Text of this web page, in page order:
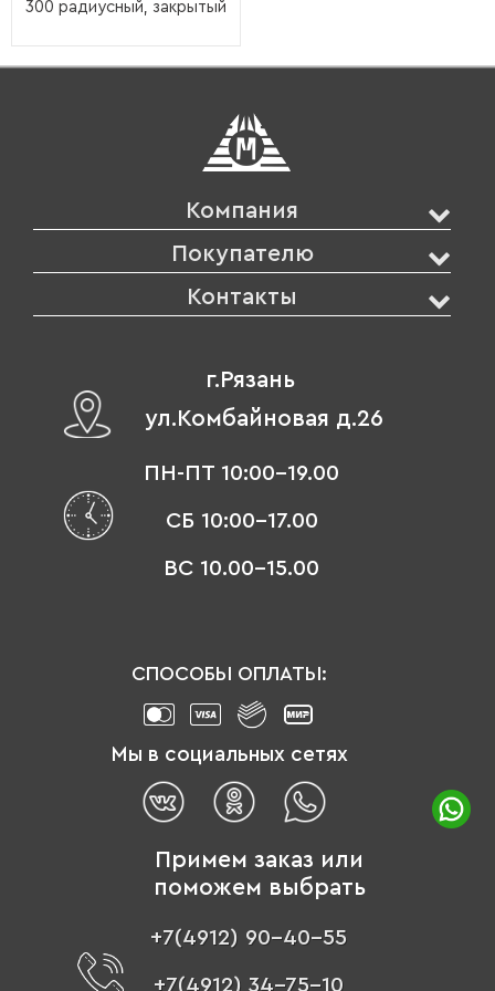
300 радиусный, закрытый
Компания
Покупателю
Контакты
г.Рязань
ул.Комбайновая д.26
ПН-ПТ 10:00-19.00
СБ 10:00-17.00
ВС 10.00-15.00
СПОСОБЫ ОПЛАТЫ:
Мы в социальных сетях
Примем заказ или
поможем выбрать
+7(4912) 90-40-55
+7(4912) 34-75-10